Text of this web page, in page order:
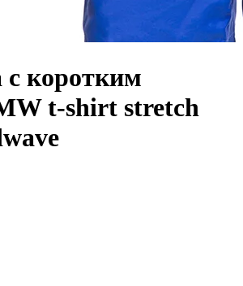
коротким
t-shirt stretch